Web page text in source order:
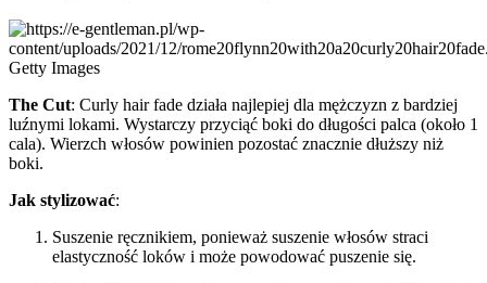
Getty Images
The Cut: Curly hair fade działa najlepiej dla mężczyzn z bardziej
luźnymi lokami. Wystarczy przyciąć boki do długości palca (około 1
cala). Wierzch włosów powinien pozostać znacznie dłuższy niż
boki.
Jak stylizować:
Suszenie ręcznikiem, ponieważ suszenie włosów straci
elastyczność loków i może powodować puszenie się.